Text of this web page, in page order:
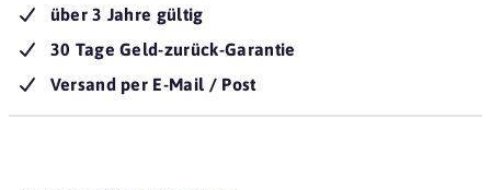
über 3 Jahre gültig
30 Tage Geld-zurück-Garantie
Versand per E-Mail / Post